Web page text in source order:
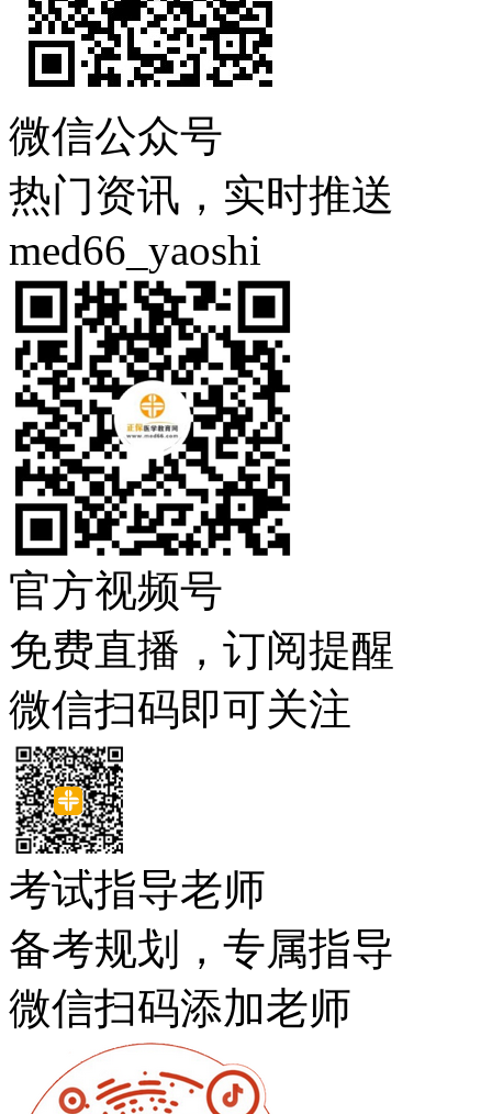
微信公众号
热门资讯，实时推送
med66_yaoshi
官方视频号
免费直播，订阅提醒
微信扫码即可关注
考试指导老师
备考规划，专属指导
微信扫码添加老师